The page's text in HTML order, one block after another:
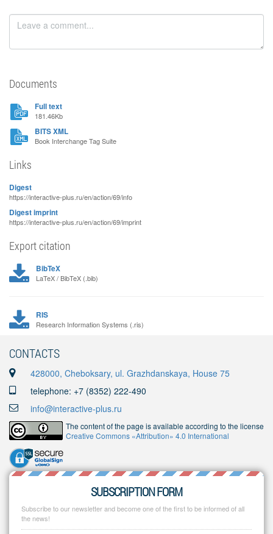
Documents
Full text
181.46Kb
BITS XML
Book Interchange Tag Suite
Links
Digest
https://interactive-plus.ru/en/action/69/info
Digest imprint
https://interactive-plus.ru/en/action/69/imprint
Export citation
BibTeX
LaTeX / BibTeX (.bib)
RIS
Research Information Systems (.ris)
CONTACTS
428000, Cheboksary, ul. Grazhdanskaya, House 75
telephone: +7 (8352) 222-490
info@interactive-plus.ru
The content of the page is available according to the license
Creative Commons «Attribution» 4.0 International
SUBSCRIPTION FORM
Subscribe to our newsletter and become one of the first to be informed of all
the news!